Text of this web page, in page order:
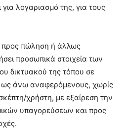
λογαριασμό της, για τους
προς πώληση ή άλλως
προσωπικά στοιχεία των
δικτυακού της τόπου σε
ως άνω αναφερόμενους, χωρίς
χρήστη, με εξαίρεση την
υπαγορεύσεων και προς